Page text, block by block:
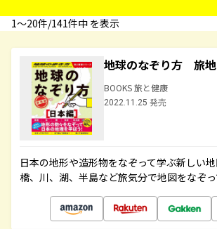
1〜20件/141件中 を表示
地球のなぞり方 旅
BOOKS 旅と健康
2022.11.25 発売
日本の地形や造形物をなぞって学ぶ新しい
橋、川、湖、半島など旅気分で地図をなぞ